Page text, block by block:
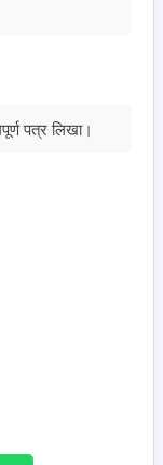
पत्र लिखा।